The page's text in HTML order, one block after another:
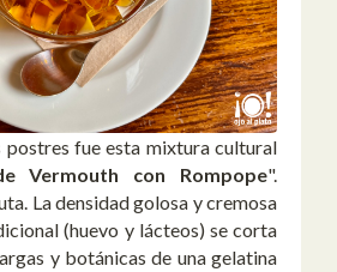
postres fue esta mixtura cultural
Vermouth con Rompope".
La densidad golosa y cremosa
(huevo y lácteos) se corta
y botánicas de una gelatina